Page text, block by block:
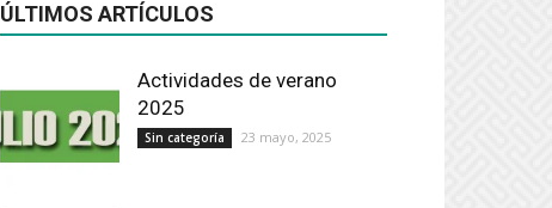
ÚLTIMOS ARTÍCULOS
Actividades de verano
2025
Sin categoría 23 mayo, 2025